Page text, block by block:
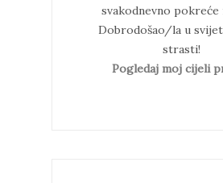
svakodnevno pokreće
Dobrodošao/la u
strasti!
Pogledaj moj cijeli